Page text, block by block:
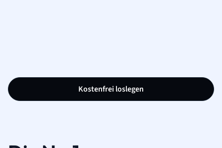
Kostenfrei loslegen